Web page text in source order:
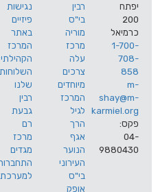
רבין
בי"ס
מוריה
מרכז
עלה
צרכים
מיוחדים
המרכז
לגיל
הרך
אגף
הנוער
נגישות
פיזיים
באתר
המרכז
הקהילתי
השלוחות
שלנו
רבין
גבעת
רם
מרכז
מגדים
התחברות
למערכת
הצהרת
נגישות
מדיניות
פרטיות
ניוזלטר
החודש